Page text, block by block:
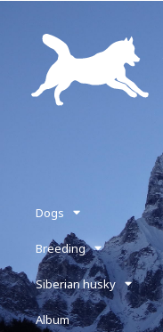
Dogs
Breeding
Siberian husky
Album